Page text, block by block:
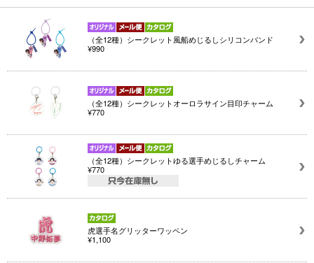
（全12種）シークレット風船めじるしシリコンバンド
¥990
（全12種）シークレットオーロラサイン目印チャーム
¥770
（全12種）シークレットゆる選手めじるしチャーム
¥770
虎選手名グリッターワッペン
¥1,100